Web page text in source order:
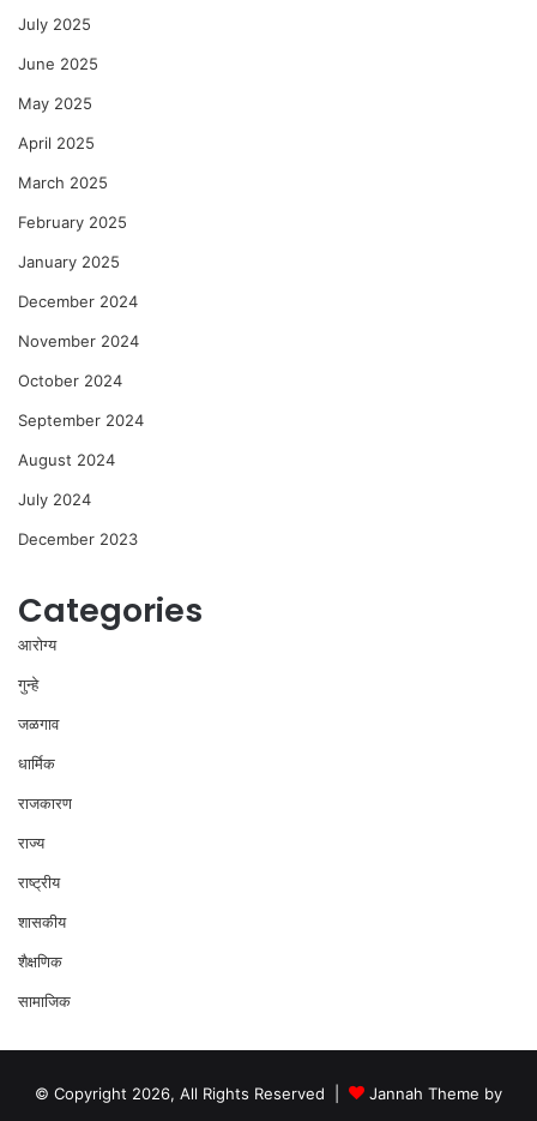
July 2025
June 2025
May 2025
April 2025
March 2025
February 2025
January 2025
December 2024
November 2024
October 2024
September 2024
August 2024
July 2024
December 2023
Categories
आरोग्य
गुन्हे
जळगाव
धार्मिक
राजकारण
राज्य
राष्ट्रीय
शासकीय
शैक्षणिक
सामाजिक
© Copyright 2026, All Rights Reserved | Jannah Theme by